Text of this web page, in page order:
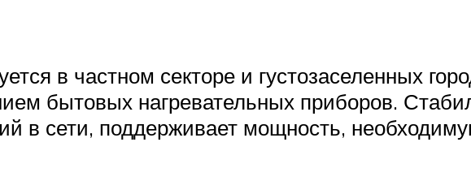
в частном секторе и густозаселенных
бытовых нагревательных приборов.
в сети, поддерживает мощность,